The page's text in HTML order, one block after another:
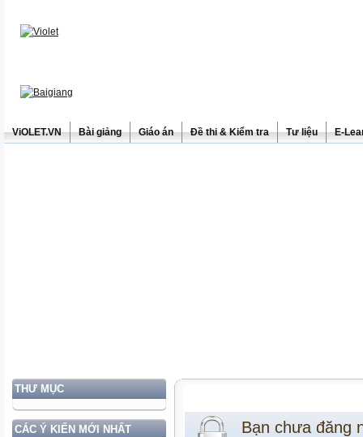
ViOLET.VN Bài giảng Giáo án Đề thi & Kiểm tra Tư liệu E-
THƯ MỤC
CÁC Ý KIẾN MỚI NHẤT Bạn chưa đăng